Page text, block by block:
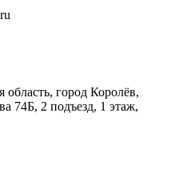
область, город Королёв,
74Б, 2 подъезд, 1 этаж,